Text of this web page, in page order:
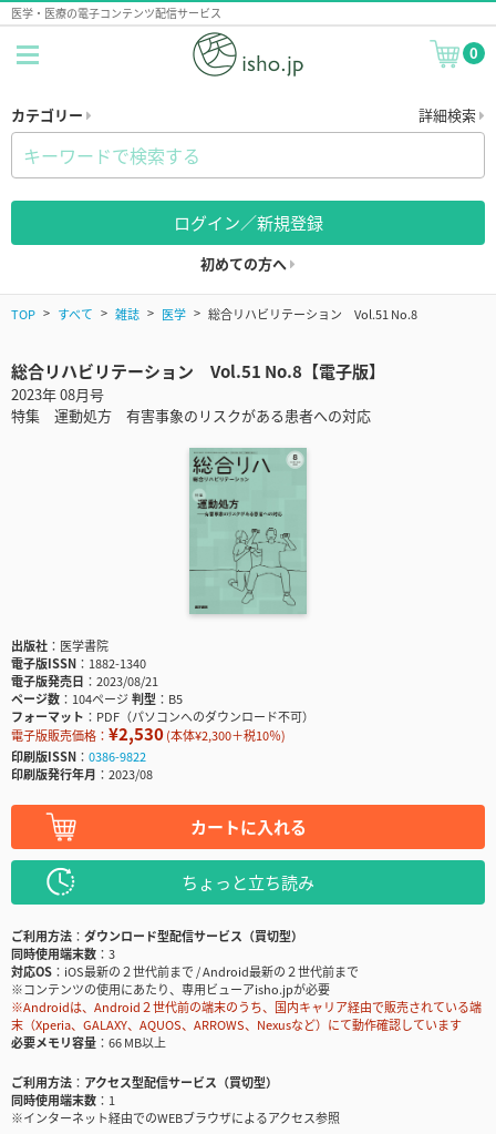
医学・医療の電子コンテンツ配信サービス
0
カテゴリー 詳細検索
ログイン／新規登録
初めての方へ
TOP すべて 雑誌 医学 総合リハビリテーション Vol.51 No.8
総合リハビリテーション Vol.51 No.8【電子版】
2023年 08月号
特集 運動処方 有害事象のリスクがある患者への対応
出版社
医学書院
電子版ISSN
1882-1340
電子版発売日
2023/08/21
ページ数
104ページ判型
B5
フォーマット
PDF（パソコンへのダウンロード不可）
電子版販売価格： ¥2,530(本体¥2,300＋税10％)
印刷版ISSN
0386-9822
印刷版発行年月
2023/08
カートに入れる
ちょっと立ち読み
ご利用方法
ダウンロード型配信サービス（買切型）
同時使用端末数
3
対応OS
iOS最新の２世代前まで / Android最新の２世代前まで
※コンテンツの使用にあたり、専用ビューアisho.jpが必要
※Androidは、Android２世代前の端末のうち、国内キャリア経由で販売されている端
末（Xperia、GALAXY、AQUOS、ARROWS、Nexusなど）にて動作確認しています
必要メモリ容量
66 MB以上
ご利用方法
アクセス型配信サービス（買切型）
同時使用端末数
1
※インターネット経由でのWEBブラウザによるアクセス参照